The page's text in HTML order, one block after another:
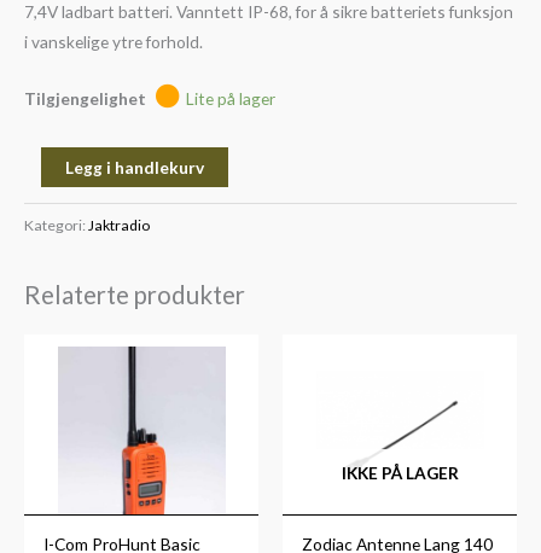
7,4V ladbart batteri. Vanntett IP-68, for å sikre batteriets funksjon
i vanskelige ytre forhold.
Tilgjengelighet Lite på lager
Legg i handlekurv
Kategori: Jaktradio
Relaterte produkter
I-Com ProHunt Basic
IKKE PÅ LAGER
Zodiac Antenne Lang 140